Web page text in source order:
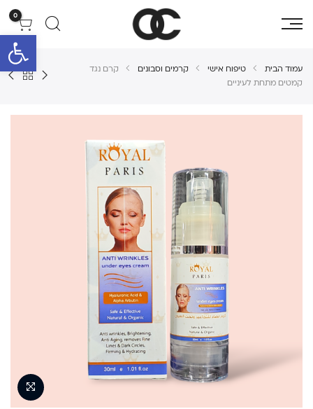
פתח
0
עמוד הבית טיפוח אישי קרמים וסבונים
קרם נגד
קמטים מתחת לעיניים